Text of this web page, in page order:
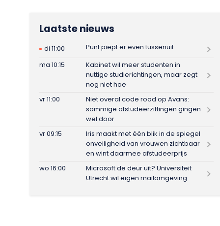
Laatste nieuws
di 11:00
Punt piept er even tussenuit
ma 10:15
Kabinet wil meer studenten in
nuttige studierichtingen, maar zegt
nog niet hoe
vr 11:00
Niet overal code rood op Avans:
sommige afstudeerzittingen gingen
wel door
vr 09:15
Iris maakt met één blik in de spiegel
onveiligheid van vrouwen zichtbaar
en wint daarmee afstudeerprijs
wo 16:00
Microsoft de deur uit? Universiteit
Utrecht wil eigen mailomgeving